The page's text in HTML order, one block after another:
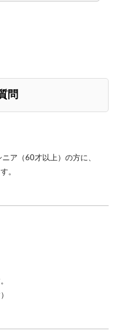
問
ア（60才以上）の方に、
。